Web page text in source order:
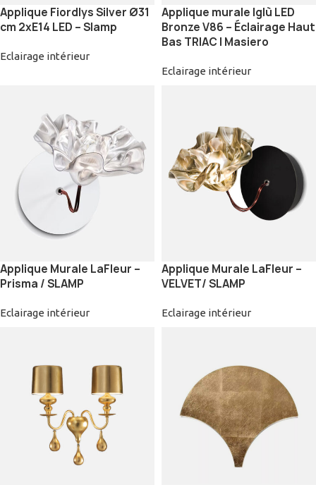
Applique Fiordlys Silver Ø31
cm 2xE14 LED – Slamp
Eclairage intérieur
Applique murale Iglù LED
Bronze V86 – Éclairage Haut
Bas TRIAC | Masiero
Eclairage intérieur
Applique Murale LaFleur –
Prisma / SLAMP
Eclairage intérieur
Applique Murale LaFleur –
VELVET/ SLAMP
Eclairage intérieur